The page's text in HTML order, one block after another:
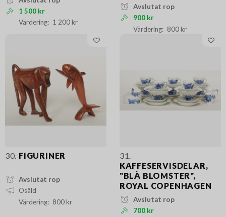
1 500 kr
1 200 kr
Avslutat rop
900 kr
800 kr
30. FIGURINER
Avslutat rop
Osåld
800 kr
31.
KAFFESERVISDELAR,
"BLÅ BLOMSTER",
ROYAL COPENHAGEN
Avslutat rop
700 kr